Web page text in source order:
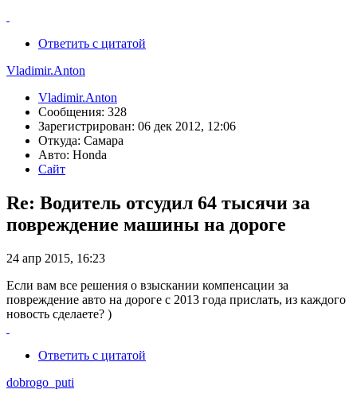
Ответить с цитатой
Vladimir.Anton
Vladimir.Anton
Сообщения: 328
Зарегистрирован: 06 дек 2012, 12:06
Откуда: Самара
Авто: Honda
Сайт
Re: Водитель отсудил 64 тысячи за
повреждение машины на дороге
24 апр 2015, 16:23
Если вам все решения о взыскании компенсации за
повреждение авто на дороге с 2013 года прислать, из каждого
новость сделаете? )
Ответить с цитатой
dobrogo_puti